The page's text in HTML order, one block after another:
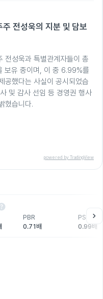
전성욱의 지분 및 담보
전성욱과 특별관계자들이 총
보유 중이며, 이 중 6.99%를
공했다는 사실이 공시되었습
및 감사 선임 등 경영권 행사
혔습니다.
powered by TradingView
PBR
0.71배
PSR
0.99배
chevron_right